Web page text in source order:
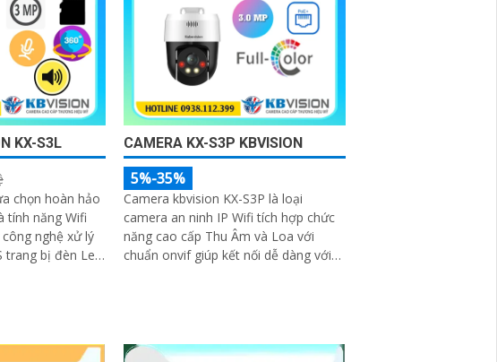
KX-S3L
chọn hoàn hảo
tính năng Wifi
trang bị đèn Led
CAMERA KX-S3P KBVISION
5%-35%
Camera kbvision KX-S3P là loại
camera an ninh IP Wifi tích hợp chức
năng cao cấp Thu Âm và Loa với
chuẩn onvif giúp kết nối dễ dàng với